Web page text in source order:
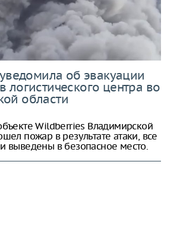
об эвакуации
логистического центра во
области
Wildberries Владимирской
пожар в результате атаки, все
выведены в безопасное место.